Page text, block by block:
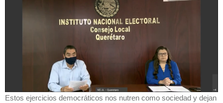
Estos ejercicios democráticos nos nutren como sociedad y dejan